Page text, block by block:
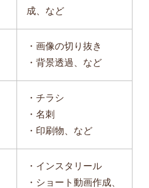
成、など
・画像の切り抜き
・背景透過、など
・チラシ
・名刺
・印刷物、など
・インスタリール
・ショート動画作成、